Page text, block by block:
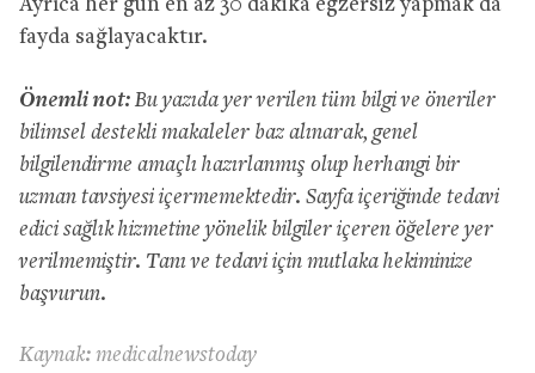
Ayrıca her gün en az 30 dakika egzersiz yapmak da
fayda sağlayacaktır.
Önemli not: Bu yazıda yer verilen tüm bilgi ve öneriler
bilimsel destekli makaleler baz alınarak, genel
bilgilendirme amaçlı hazırlanmış olup herhangi bir
uzman tavsiyesi içermemektedir. Sayfa içeriğinde tedavi
edici sağlık hizmetine yönelik bilgiler içeren öğelere yer
verilmemiştir. Tanı ve tedavi için mutlaka hekiminize
başvurun.
Kaynak: medicalnewstoday